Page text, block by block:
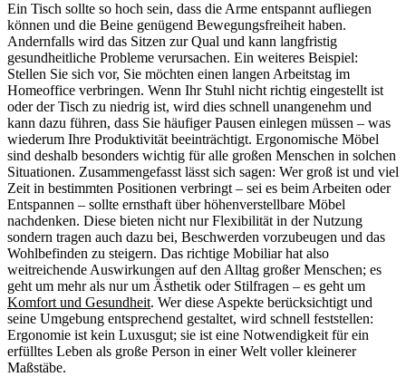
Ein Tisch sollte so hoch sein, dass die Arme entspannt aufliegen
können und die Beine genügend Bewegungsfreiheit haben.
Andernfalls wird das Sitzen zur Qual und kann langfristig
gesundheitliche Probleme verursachen. Ein weiteres Beispiel:
Stellen Sie sich vor, Sie möchten einen langen Arbeitstag im
Homeoffice verbringen. Wenn Ihr Stuhl nicht richtig eingestellt ist
oder der Tisch zu niedrig ist, wird dies schnell unangenehm und
kann dazu führen, dass Sie häufiger Pausen einlegen müssen – was
wiederum Ihre Produktivität beeinträchtigt. Ergonomische Möbel
sind deshalb besonders wichtig für alle großen Menschen in solchen
Situationen. Zusammengefasst lässt sich sagen: Wer groß ist und viel
Zeit in bestimmten Positionen verbringt – sei es beim Arbeiten oder
Entspannen – sollte ernsthaft über höhenverstellbare Möbel
nachdenken. Diese bieten nicht nur Flexibilität in der Nutzung
sondern tragen auch dazu bei, Beschwerden vorzubeugen und das
Wohlbefinden zu steigern. Das richtige Mobiliar hat also
weitreichende Auswirkungen auf den Alltag großer Menschen; es
geht um mehr als nur um Ästhetik oder Stilfragen – es geht um
Komfort und Gesundheit. Wer diese Aspekte berücksichtigt und
seine Umgebung entsprechend gestaltet, wird schnell feststellen:
Ergonomie ist kein Luxusgut; sie ist eine Notwendigkeit für ein
erfülltes Leben als große Person in einer Welt voller kleinerer
Maßstäbe.